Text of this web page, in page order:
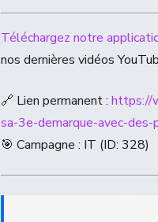
Téléchargez notre
nos dernières vidéos
🔗 Lien permanent : https://
sa-3e-demarque-avec-des-
🎯 Campagne : IT (ID: 328)